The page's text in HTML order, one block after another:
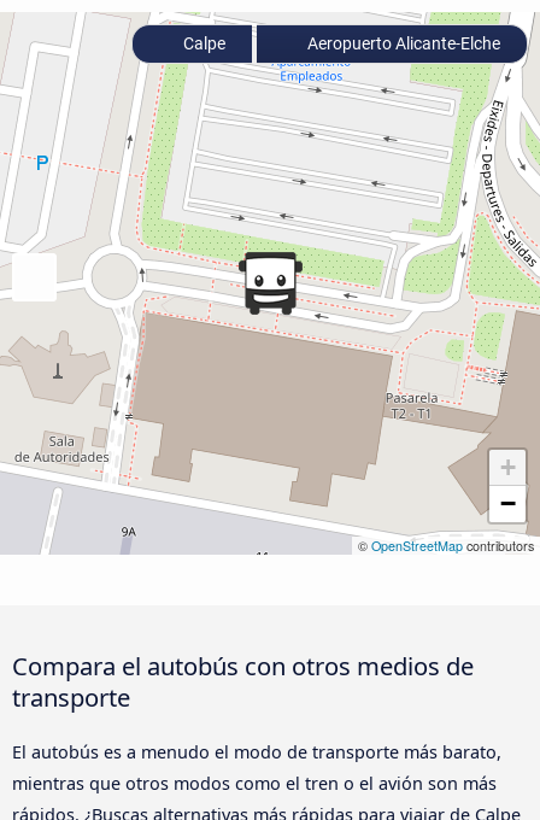
+
−
© OpenStreetMap contributors
Calpe Aeropuerto Alicante-Elche
Compara el autobús con otros medios de
transporte
El autobús es a menudo el modo de transporte más barato,
mientras que otros modos como el tren o el avión son más
rápidos. ¿Buscas alternativas más rápidas para viajar de Calpe